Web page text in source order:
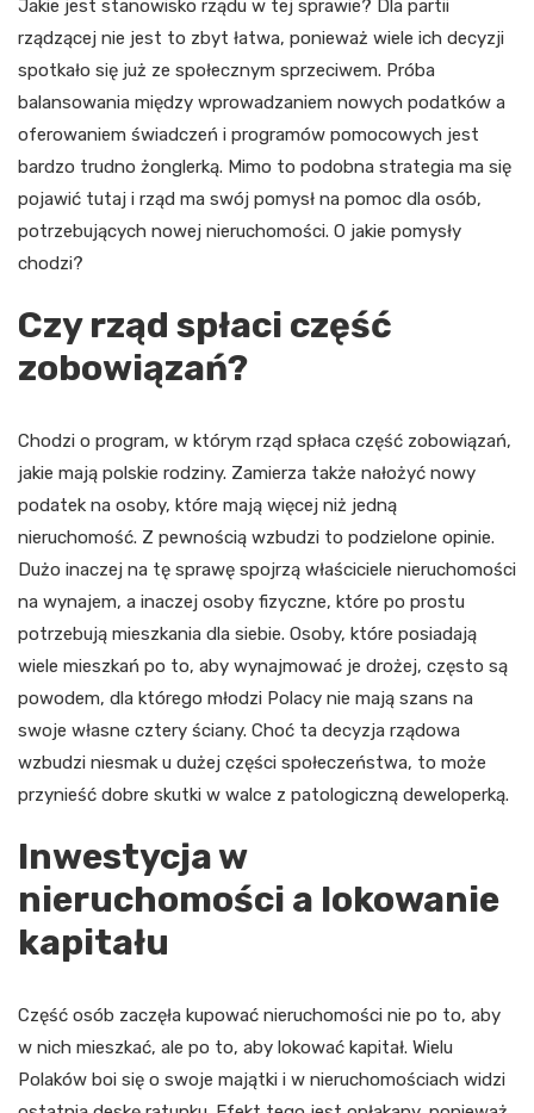
Jakie jest stanowisko rządu w tej sprawie? Dla partii
rządzącej nie jest to zbyt łatwa, ponieważ wiele ich decyzji
spotkało się już ze społecznym sprzeciwem. Próba
balansowania między wprowadzaniem nowych podatków a
oferowaniem świadczeń i programów pomocowych jest
bardzo trudno żonglerką. Mimo to podobna strategia ma się
pojawić tutaj i rząd ma swój pomysł na pomoc dla osób,
potrzebujących nowej nieruchomości. O jakie pomysły
chodzi?
Czy rząd spłaci część
zobowiązań?
Chodzi o program, w którym rząd spłaca część zobowiązań,
jakie mają polskie rodziny. Zamierza także nałożyć nowy
podatek na osoby, które mają więcej niż jedną
nieruchomość. Z pewnością wzbudzi to podzielone opinie.
Dużo inaczej na tę sprawę spojrzą właściciele nieruchomości
na wynajem, a inaczej osoby fizyczne, które po prostu
potrzebują mieszkania dla siebie. Osoby, które posiadają
wiele mieszkań po to, aby wynajmować je drożej, często są
powodem, dla którego młodzi Polacy nie mają szans na
swoje własne cztery ściany. Choć ta decyzja rządowa
wzbudzi niesmak u dużej części społeczeństwa, to może
przynieść dobre skutki w walce z patologiczną deweloperką.
Inwestycja w
nieruchomości a lokowanie
kapitału
Część osób zaczęła kupować nieruchomości nie po to, aby
w nich mieszkać, ale po to, aby lokować kapitał. Wielu
Polaków boi się o swoje majątki i w nieruchomościach widzi